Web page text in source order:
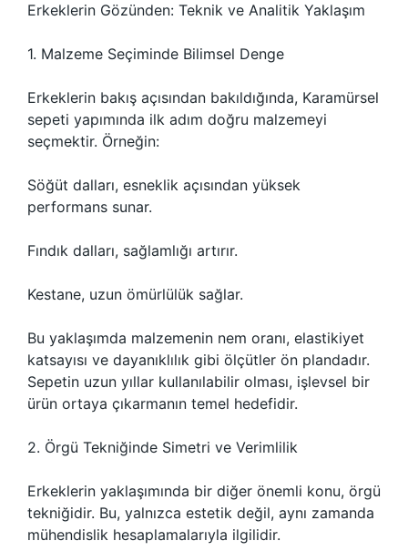
Erkeklerin Gözünden: Teknik ve Analitik Yaklaşım
1. Malzeme Seçiminde Bilimsel Denge
Erkeklerin bakış açısından bakıldığında, Karamürsel
sepeti yapımında ilk adım doğru malzemeyi
seçmektir. Örneğin:
Söğüt dalları, esneklik açısından yüksek
performans sunar.
Fındık dalları, sağlamlığı artırır.
Kestane, uzun ömürlülük sağlar.
Bu yaklaşımda malzemenin nem oranı, elastikiyet
katsayısı ve dayanıklılık gibi ölçütler ön plandadır.
Sepetin uzun yıllar kullanılabilir olması, işlevsel bir
ürün ortaya çıkarmanın temel hedefidir.
2. Örgü Tekniğinde Simetri ve Verimlilik
Erkeklerin yaklaşımında bir diğer önemli konu, örgü
tekniğidir. Bu, yalnızca estetik değil, aynı zamanda
mühendislik hesaplamalarıyla ilgilidir.